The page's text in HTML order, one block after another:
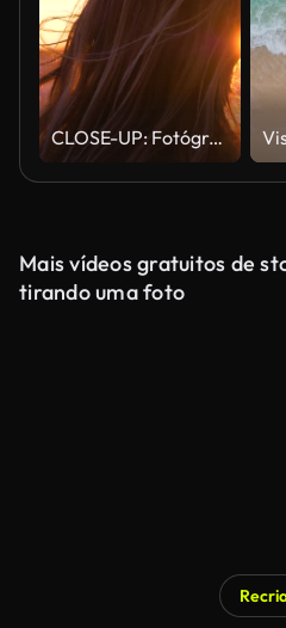
CLOSE-UP: Fotógrafo feminino irreconhecível Olha para o pôr do sol sobre o oceano.
Mais vídeos gratuitos de
tirando uma foto